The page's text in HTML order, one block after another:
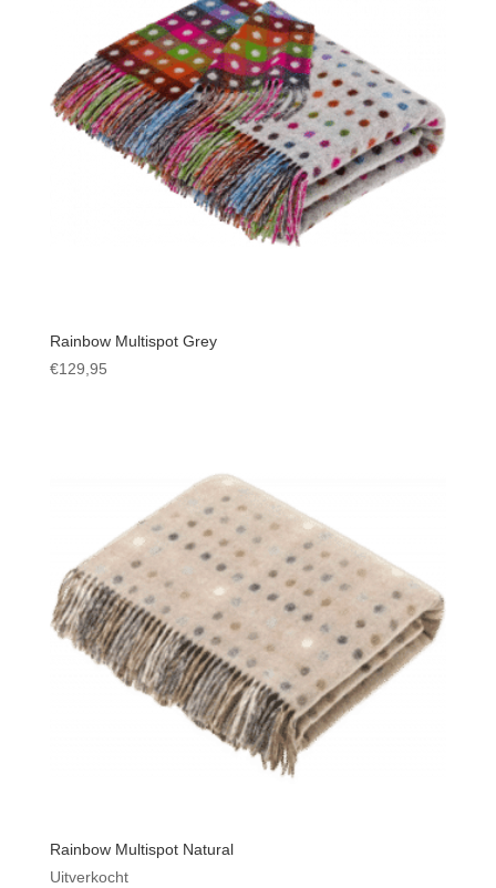
Rainbow Multispot Grey
€129,95
Rainbow Multispot Natural
Uitverkocht